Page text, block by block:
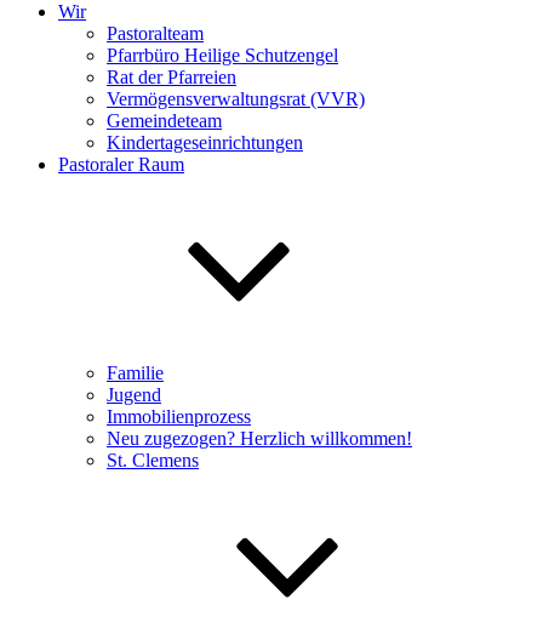
Wir
Pastoralteam
Pfarrbüro Heilige Schutzengel
Rat der Pfarreien
Vermögensverwaltungsrat (VVR)
Gemeindeteam
Kindertageseinrichtungen
Pastoraler Raum
Familie
Jugend
Immobilienprozess
Neu zugezogen? Herzlich willkommen!
St. Clemens